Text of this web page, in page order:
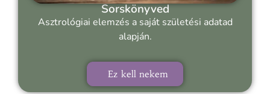
Sorskönyved
Asztrológiai elemzés a saját születési adatad
alapján.
Ez kell nekem